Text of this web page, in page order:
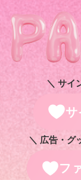
＼ サイ
＼ 広告・グ
フ